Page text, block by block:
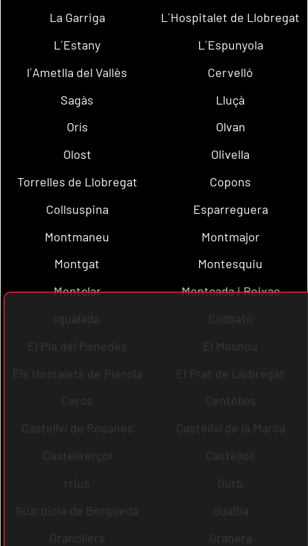
La Garriga
L´Hospitalet de Llobregat
L´Estany
L´Espunyola
l´Ametlla del Vallès
Cervelló
Sagàs
Lluçà
Orís
Olvan
Olost
Olivella
Torrelles de Llobregat
Copons
Collsuspina
Esparreguera
Montmaneu
Montmajor
Montgat
Montesquiu
Montclar
Montcada i Reixac
Igualada
Collbató
El Pla del Penedès
El Masnou
Els Hostalets de Pierola
El Prat de Llobregat
Cercs
Centelles
Castellví de Rosanes
Castellví de la Marca
Castellterçol
Castellolí
rrius
Gurb
Guardiola de Berguedà
Gualba
Granollers
Granera